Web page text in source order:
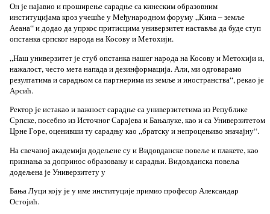
Он је најавио и проширење сарадње са кинеским образовним
институцијама кроз учешће у Међународном форуму „Кина – земље
Аеана“ и додао да упркос притисцима универзитет наставља да буде ступ
опстанка српског народа на Косову и Метохији.
„Наш универзитет је стуб опстанка нашег народа на Косову и Метохији и,
нажалост, често мета напада и дезинформација. Али, ми одговарамо
резултатима и сарадњом са партнерима из земље и иностранства“, рекао је
Арсић.
Ректор је истакао и важност сарадње са универзитетима из Републике
Српске, посебно из Источног Сарајева и Бањалуке, као и са Универзитетом
Црне Горе, оценивши ту сарадњу као „братску и непроцењиво значајну“.
На свечаној академији додељене су и Видовданске повеље и плакете, као
признања за допринос образовању и сарадњи. Видовданска повеља
додељена је Универзитету у
Бања Луци коју је у име институције примио професор Александар
Остојић.